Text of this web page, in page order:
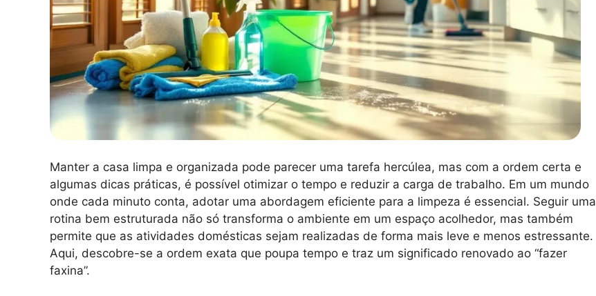
Manter a casa limpa e organizada pode parecer uma tarefa hercúlea, mas com a ordem certa e
algumas dicas práticas, é possível otimizar o tempo e reduzir a carga de trabalho. Em um mundo
onde cada minuto conta, adotar uma abordagem eficiente para a limpeza é essencial. Seguir uma
rotina bem estruturada não só transforma o ambiente em um espaço acolhedor, mas também
permite que as atividades domésticas sejam realizadas de forma mais leve e menos estressante.
Aqui, descobre-se a ordem exata que poupa tempo e traz um significado renovado ao “fazer
faxina”.